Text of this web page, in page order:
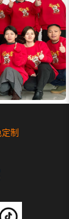
制